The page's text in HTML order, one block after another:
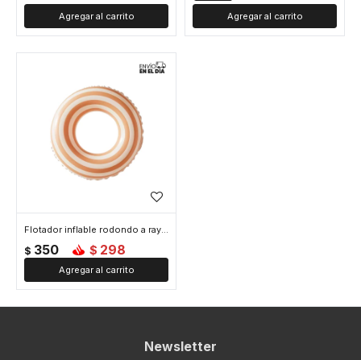
Flotador inflable rodondo a rayas - Rosa
$ 350 $ 298
Newsletter